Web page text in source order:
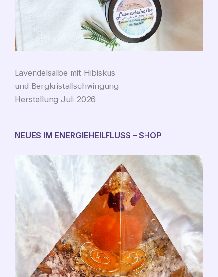
Lavendelsalbe mit Hibiskus
und Bergkristallschwingung
Herstellung Juli 2026
NEUES IM ENERGIEHEILFLUSS – SHOP